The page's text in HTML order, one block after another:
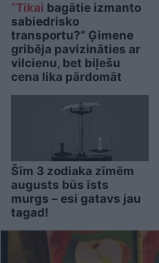
“Tikai bagātie izmanto
sabiedrisko
transportu?” Ģimene
gribēja pavizināties ar
vilcienu, bet biļešu
cena lika pārdomāt
Šīm 3 zodiaka zīmēm
augusts būs īsts
murgs – esi gatavs jau
tagad!